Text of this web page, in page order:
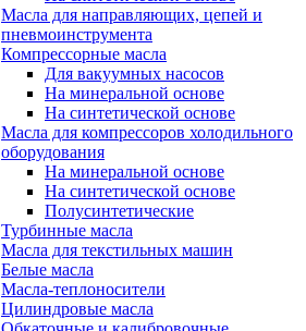
Масла для направляющих, цепей и
пневмоинструмента
Компрессорные масла
Для вакуумных насосов
На минеральной основе
На синтетической основе
Масла для компрессоров холодильного
оборудования
На минеральной основе
На синтетической основе
Полусинтетические
Турбинные масла
Масла для текстильных машин
Белые масла
Масла-теплоносители
Цилиндровые масла